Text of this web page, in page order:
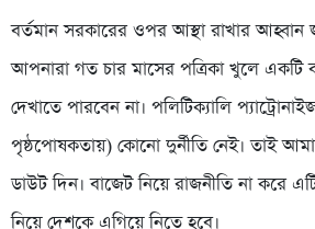
বর্তমান সরকারের ওপর আস্থা রাখার আহ্বান
আপনারা গত চার মাসের পত্রিকা খুলে একটি
দেখাতে পারবেন না। পলিটিক্যালি
পৃষ্ঠপোষকতায়) কোনো দুর্নীতি নেই। তাই
ডাউট দিন। বাজেট নিয়ে রাজনীতি না করে
নিয়ে দেশকে এগিয়ে নিতে হবে।